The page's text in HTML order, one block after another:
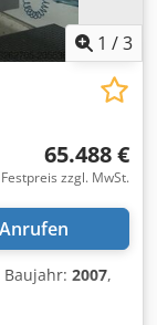
1 /3
65.488 €
Festpreis zzgl. MwSt.
Anrufen
Baujahr: 2007,